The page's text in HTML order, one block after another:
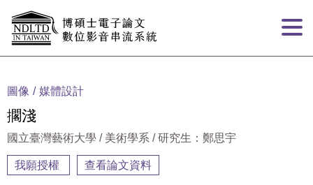
圖像 媒體設計
擱淺
國立臺灣藝術大學 / 美術學系 / 研究生：鄭思宇
我願授權 查看論文資料